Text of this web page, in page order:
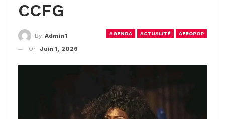
CCFG
AGENDA ACTUALITÉ AFROPOP
By Admin1
On Juin 1, 2026